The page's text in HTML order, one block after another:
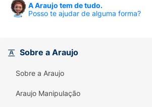
Benefícios do produto:
A Araujo tem de tudo.
Posso te ajudar de alguma forma?
Sobre a Araujo
Sobre a Araujo
Araujo Manipulação